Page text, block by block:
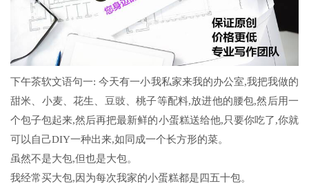
下午茶软文语句一: 今天有一小我私家来我的办公室,我把我做的
甜米、小麦、花生、豆豉、桃子等配料,放进他的腰包,然后用一
个包子包起来,然后再把最新鲜的小蛋糕送给他,只要你吃了,你就
可以自己DIY一种出来,如同成一个长方形的菜。
虽然不是大包,但也是大包。
我经常买大包,因为每次我家的小蛋糕都是四五十包。